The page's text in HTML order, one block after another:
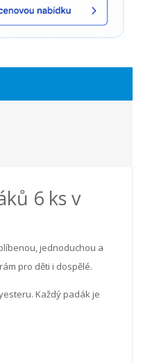
6 ks v
jednoduchou a
pro děti i dospělé.
Každý padák je